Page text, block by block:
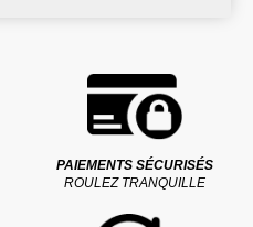
PAIEMENTS SÉCURISÉS
ROULEZ TRANQUILLE